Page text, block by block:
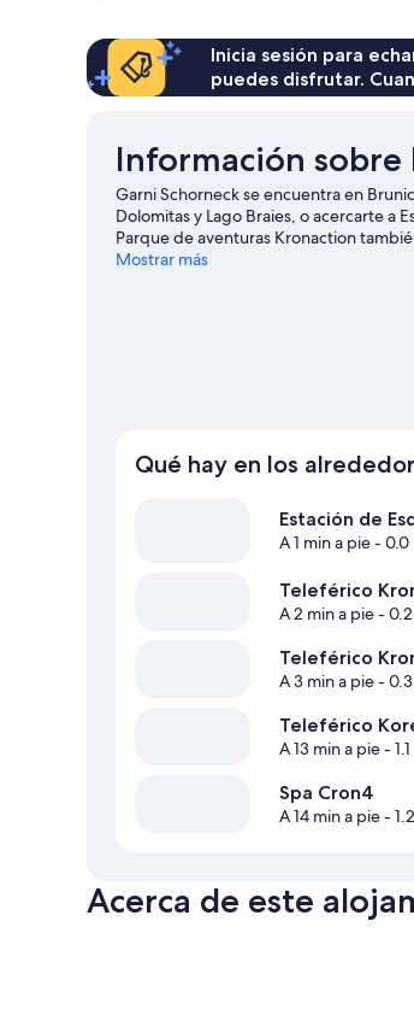
Inicia sesión para
puedes disfrutar.
Información sobre
Garni Schorneck se encuentra en
Dolomitas y Lago Braies, o acercarte a
Parque de aventuras Kronaction
esquí de fondo y del esquí alpino, o
Mostrar más
Qué hay en los
Estación de
A 1 min a pie- 0.0
Teleférico
A 2 min a pie-
Teleférico
A 3 min a pie-
Teleférico
A 13 min a pie-
Spa Cron4
A 14 min a pie-
Acerca de este